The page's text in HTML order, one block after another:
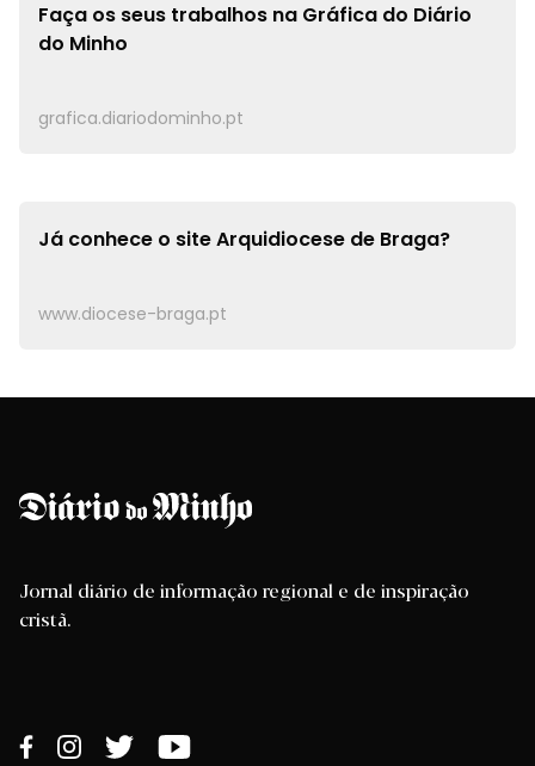
Faça os seus trabalhos na Gráfica do Diário
do Minho
grafica.diariodominho.pt
Já conhece o siteArquidiocese de Braga?
www.diocese-braga.pt
Jornal diário de informação regional e de inspiração
cristã.